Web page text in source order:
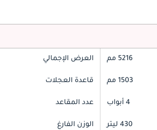
5216 مم العرض الإجمالي
1503 مم قاعدة العجلات
4 أبواب عدد المقاعد
430 ليتر الوزن الفارغ